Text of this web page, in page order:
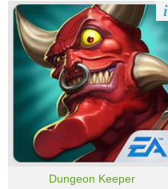
Dungeon Keeper
i